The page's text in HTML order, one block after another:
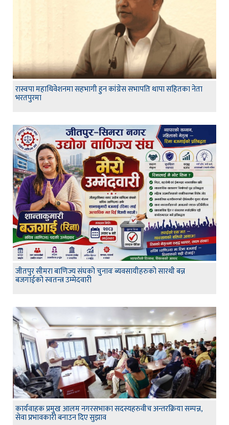
रास्वपा महाधिवेशनमा सहभागी हुन कांग्रेस सभापति थापा सहितका नेता
भरतपुरमा
जीतपुर सीमरा बाणिज्य संघको चुनावः ब्यवसायीहरुको सारथी बन्न
बजगाईको स्वतन्त्र उम्मेदवारी
कार्यवाहक प्रमुख आलम नगरसभाका सदस्यहरुवीच अन्तरक्रिया सम्पन्न,
सेवा प्रभावकारी बनाउन दिए सुझाव